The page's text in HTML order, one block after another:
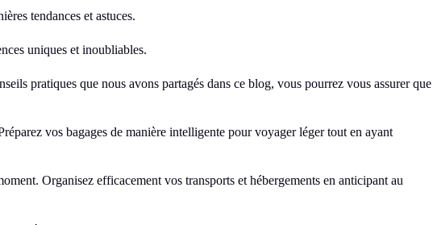
tendances et astuces.
uniques et inoubliables.
pratiques que nous avons partagés dans ce blog, vous pourrez vous assurer que
vos bagages de manière intelligente pour voyager léger tout en ayant
Organisez efficacement vos transports et hébergements en anticipant au